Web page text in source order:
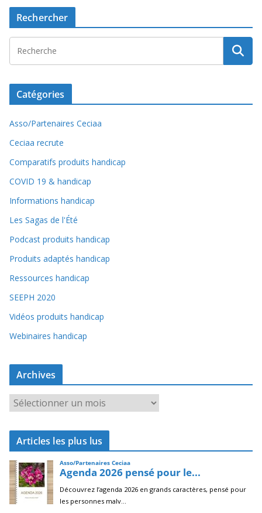
Rechercher
Catégories
Asso/Partenaires Ceciaa
Ceciaa recrute
Comparatifs produits handicap
COVID 19 & handicap
Informations handicap
Les Sagas de l'Été
Podcast produits handicap
Produits adaptés handicap
Ressources handicap
SEEPH 2020
Vidéos produits handicap
Webinaires handicap
Archives
r
c
i
v
e
s
Articles les plus lus